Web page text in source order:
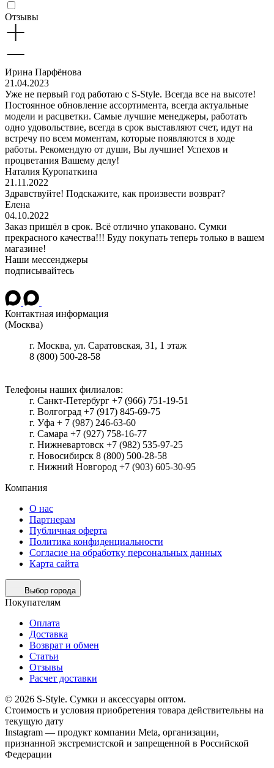
Отзывы
Ирина Парфёнова
21.04.2023
Уже не первый год работаю с S-Style. Всегда все на высоте!
Постоянное обновление ассортимента, всегда актуальные
модели и расцветки. Самые лучшие менеджеры, работать
одно удовольствие, всегда в срок выставляют счет, идут на
встречу по всем моментам, которые появляются в ходе
работы. Рекомендую от души, Вы лучшие! Успехов и
процветания Вашему делу!
Наталия Куропаткина
21.11.2022
Здравствуйте! Подскажите, как произвести возврат?
Елена
04.10.2022
Заказ пришёл в срок. Всё отлично упаковано. Сумки
прекрасного качества!!! Буду покупать теперь только в вашем
магазине!
Наши мессенджеры
подписывайтесь
Контактная информация
(Москва)
г. Москва, ул. Саратовская, 31, 1 этаж
8 (800) 500-28-58
Телефоны наших филиалов:
г. Санкт-Петербург +7 (966) 751-19-51
г. Волгоград +7 (917) 845-69-75
г. Уфа + 7 (987) 246-63-60
г. Самара +7 (927) 758-16-77
г. Нижневартовск +7 (982) 535-97-25
г. Новосибирск 8 (800) 500-28-58
г. Нижний Новгород +7 (903) 605-30-95
Компания
О нас
Партнерам
Публичная оферта
Политика конфиденциальности
Согласие на обработку персональных данных
Карта сайта
Выбор города
Покупателям
Оплата
Доставка
Возврат и обмен
Статьи
Отзывы
Расчет доставки
© 2026 S-Style. Сумки и аксессуары оптом.
Cтоимость и условия приобретения товара действительны на
текущую дату
Instagram — продукт компании Meta, организации,
признанной экстремистской и запрещенной в Российской
Федерации